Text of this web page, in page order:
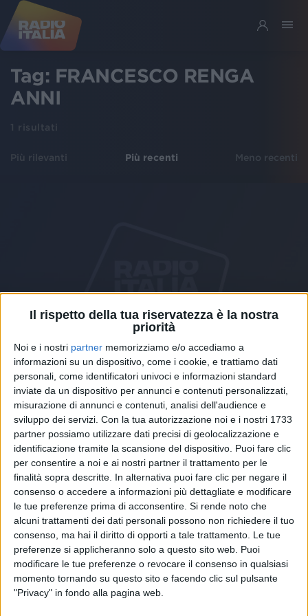
Il rispetto della tua riservatezza è la nostra
priorità
Noi e i nostri partner memorizziamo e/o accediamo a
informazioni su un dispositivo, come i cookie, e trattiamo dati
personali, come identificatori univoci e informazioni standard
inviate da un dispositivo per annunci e contenuti personalizzati,
misurazione di annunci e contenuti, analisi dell'audience e
sviluppo dei servizi. Con la tua autorizzazione noi e i nostri 1733
partner possiamo utilizzare dati precisi di geolocalizzazione e
identificazione tramite la scansione del dispositivo. Puoi fare clic
per consentire a noi e ai nostri partner il trattamento per le
finalità sopra descritte. In alternativa puoi fare clic per negare il
consenso o accedere a informazioni più dettagliate e modificare
le tue preferenze prima di acconsentire. Si rende noto che
alcuni trattamenti dei dati personali possono non richiedere il tuo
consenso, ma hai il diritto di opporti a tale trattamento. Le tue
preferenze si applicheranno solo a questo sito web. Puoi
modificare le tue preferenze o revocare il consenso in qualsiasi
momento tornando su questo sito e facendo clic sul pulsante
"Privacy" in fondo alla pagina web.
Tag: FRANCESCO RENGA
ANNI
1 risultati
Più rilevanti Più recenti Meno recenti
NEWS 09 set 2019
La prima foto social di Francesco Renga
con la compagna Diana
Ecco dove e come è sbocciato l'amore
di